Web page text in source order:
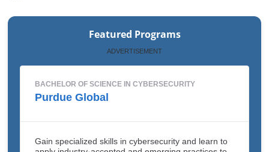
Featured Programs